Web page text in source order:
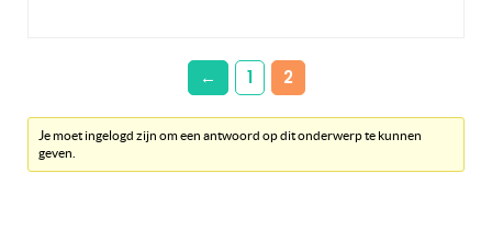
← 1 2
Je moet ingelogd zijn om een antwoord op dit onderwerp te kunnen
geven.